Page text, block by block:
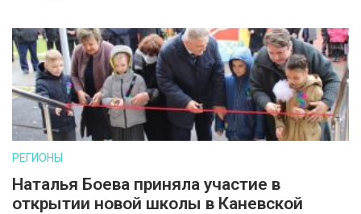
РЕГИОНЫ
Наталья Боева приняла участие в
открытии новой школы в Каневской